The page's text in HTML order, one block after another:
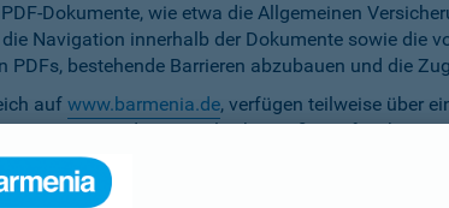
Dokumente, wie etwa die Allgemeinen
Navigation innerhalb der Dokumente sowie die
PDFs, bestehende Barrieren abzubauen und die
auf www.barmenia.de, verfügen teilweise über
und Nutzer gleichermaßen erfassbar
zu stellen.
Untertitel noch Audiodeskriptionen, was ihre